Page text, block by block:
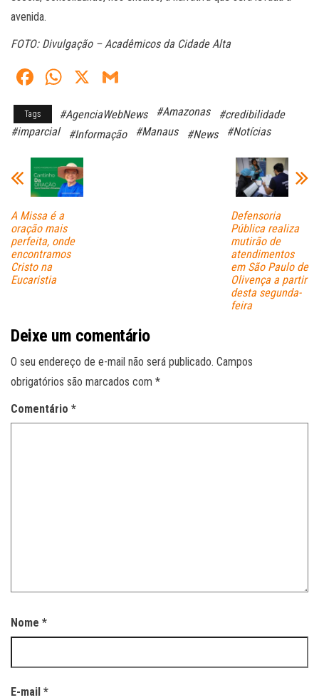
avenida.
FOTO: Divulgação – Acadêmicos da Cidade Alta
Fa
ce
bo
W
ts
A
pp
X
ail
Tags #AgenciaWebNews #Amazonas
#credibilidade
#imparcial
#Informação #Manaus #News #Notícias
A Missa é a
oração mais
perfeita, onde
encontramos
Cristo na
Eucaristia
Defensoria
Pública realiza
mutirão de
atendimentos
em São Paulo de
Olivença a partir
desta segunda-
feira
Deixe um comentário
O seu endereço de e-mail não será publicado. Campos
obrigatórios são marcados com *
Comentário *
Nome *
E-mail *